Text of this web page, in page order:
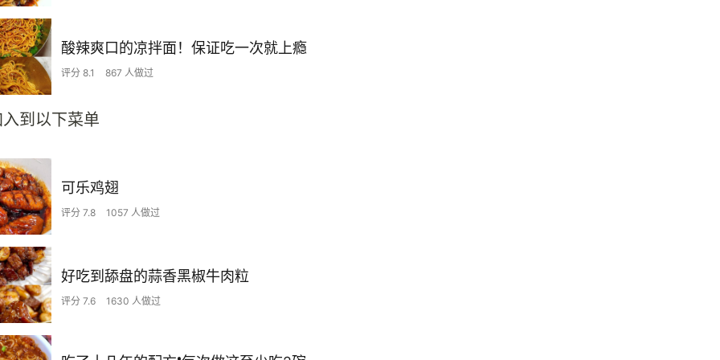
酸辣爽口的凉拌面！保证吃一次就上瘾
评分 8.1 867 人做过
到以下菜单
可乐鸡翅
评分 7.8 1057 人做过
好吃到舔盘的蒜香黑椒牛肉粒
评分 7.6 1630 人做过